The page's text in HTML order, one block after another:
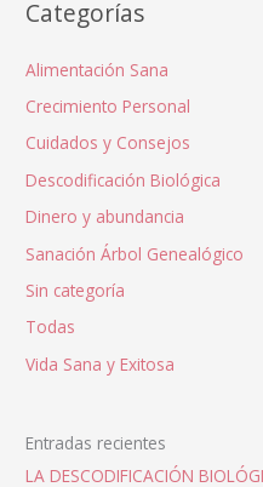
Categorías
Alimentación Sana
Crecimiento Personal
Cuidados y Consejos
Descodificación Biológica
Dinero y abundancia
Sanación Árbol Genealógico
Sin categoría
Todas
Vida Sana y Exitosa
Entradas recientes
LA DESCODIFICACIÓN